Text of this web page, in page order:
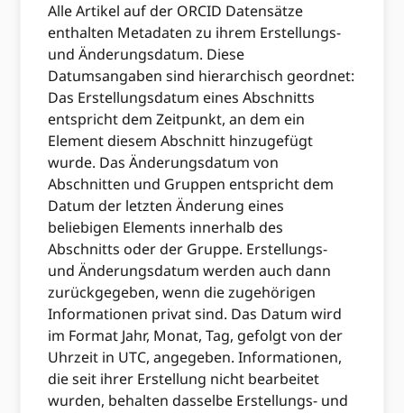
Alle Artikel auf der ORCID Datensätze
enthalten Metadaten zu ihrem Erstellungs-
und Änderungsdatum. Diese
Datumsangaben sind hierarchisch geordnet:
Das Erstellungsdatum eines Abschnitts
entspricht dem Zeitpunkt, an dem ein
Element diesem Abschnitt hinzugefügt
wurde. Das Änderungsdatum von
Abschnitten und Gruppen entspricht dem
Datum der letzten Änderung eines
beliebigen Elements innerhalb des
Abschnitts oder der Gruppe. Erstellungs-
und Änderungsdatum werden auch dann
zurückgegeben, wenn die zugehörigen
Informationen privat sind. Das Datum wird
im Format Jahr, Monat, Tag, gefolgt von der
Uhrzeit in UTC, angegeben. Informationen,
die seit ihrer Erstellung nicht bearbeitet
wurden, behalten dasselbe Erstellungs- und